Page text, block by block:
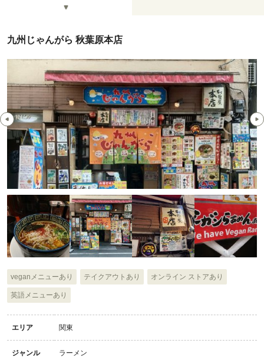
九州じゃんがら 秋葉原本店
veganメニューあり テイクアウトあり オンライン ストアあり
英語メニューあり
エリア 関東
ジャンル ラーメン